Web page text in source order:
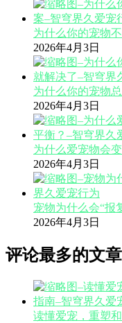
为什么你的宠物
2026年4月3日
为什么你的宠物
2026年4月3日
为什么爱宠物会
2026年4月3日
宠物为什么会“报
2026年4月3日
评论最多的文章
读懂爱宠，重塑